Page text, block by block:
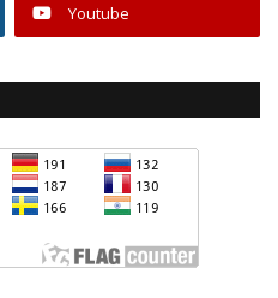
Youtube